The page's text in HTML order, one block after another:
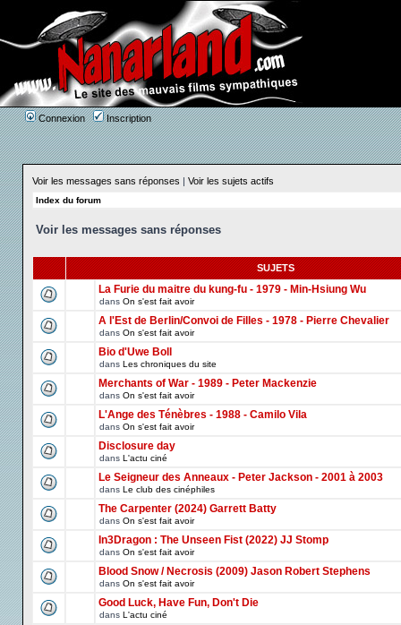
Connexion Inscription
Voir les messages sans réponses | Voir les sujets actifs
Index du forum
Voir les messages sans réponses
SUJETS
La Furie du maitre du kung-fu - 1979 - Min-Hsiung Wu
dans On s'est fait avoir
A l'Est de Berlin/Convoi de Filles - 1978 - Pierre Chevalier
dans On s'est fait avoir
Bio d'Uwe Boll
dans Les chroniques du site
Merchants of War - 1989 - Peter Mackenzie
dans On s'est fait avoir
L'Ange des Ténèbres - 1988 - Camilo Vila
dans On s'est fait avoir
Disclosure day
dans L'actu ciné
Le Seigneur des Anneaux - Peter Jackson - 2001 à 2003
dans Le club des cinéphiles
The Carpenter (2024) Garrett Batty
dans On s'est fait avoir
In3Dragon : The Unseen Fist (2022) JJ Stomp
dans On s'est fait avoir
Blood Snow / Necrosis (2009) Jason Robert Stephens
dans On s'est fait avoir
Good Luck, Have Fun, Don't Die
dans L'actu ciné